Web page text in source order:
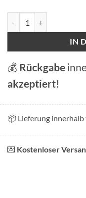
IN
💰 Rückgabe
akzeptiert!
📦 Lieferung innerhalb
💌 Kostenloser